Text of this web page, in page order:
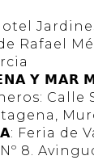
Rafael
𝗬 𝗠𝗔𝗥
Calle
Feria de
8.